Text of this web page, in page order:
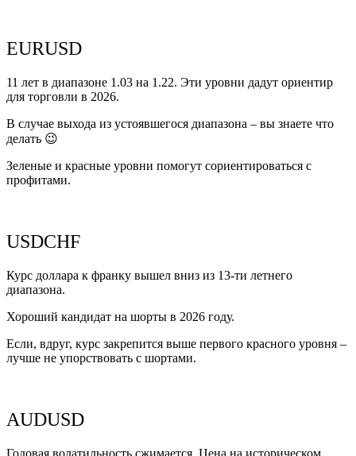
EURUSD
11 лет в диапазоне 1.03 на 1.22. Эти уровни дадут ориентир
для торговли в 2026.
В случае выхода из устоявшегося диапазона – вы знаете что
делать 😉
Зеленые и красные уровни помогут сориентироваться с
профитами.
USDCHF
Курс доллара к франку вышел вниз из 13-ти летнего
диапазона.
Хороший кандидат на шорты в 2026 году.
Если, вдруг, курс закрепится выше первого красного уровня –
лучше не упорствовать с шортами.
AUDUSD
Годовая волатильность сжимается. Цена на историческом